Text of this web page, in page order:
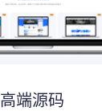
高端源码